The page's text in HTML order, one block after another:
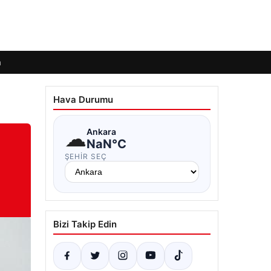
Hava Durumu
☁Ankara
NaN°C
ŞEHIR SEÇ
Bizi Takip Edin